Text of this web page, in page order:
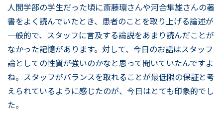
人間学部の学生だった頃に斎藤環さんや河合隼雄さんの著
書をよく読んでいたとき、患者のことを取り上げる論述が
一般的で、スタッフに言及する論説をあまり読んだことが
なかった記憶があります。対して、今日のお話はスタッフ
論としての性質が強いのかなと思って聞いていたんですよ
ね。スタッフがバランスを取れることが最低限の保証と考
えられているように感じたのが、今日はとても印象的でし
た。